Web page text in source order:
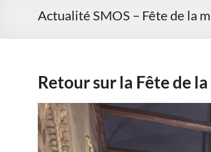
Actualité SMOS – Fête de la
Retour sur la Fête de